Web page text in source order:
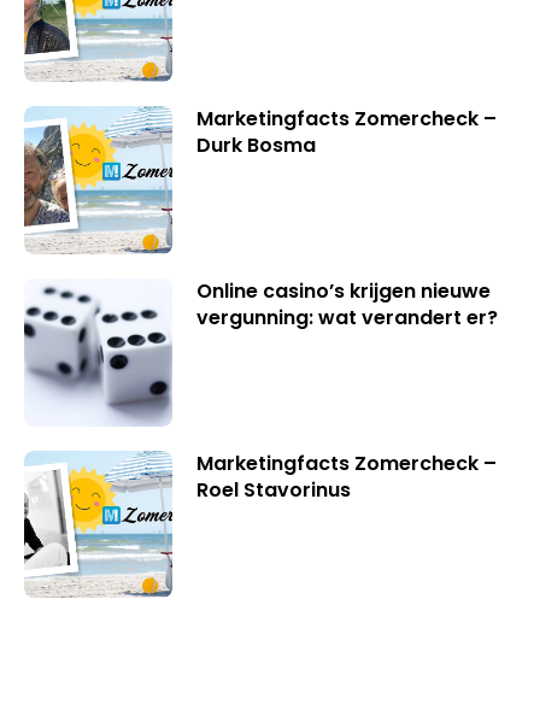
Marketingfacts Zomercheck –
Durk Bosma
Online casino’s krijgen nieuwe
vergunning: wat verandert er?
Marketingfacts Zomercheck –
Roel Stavorinus